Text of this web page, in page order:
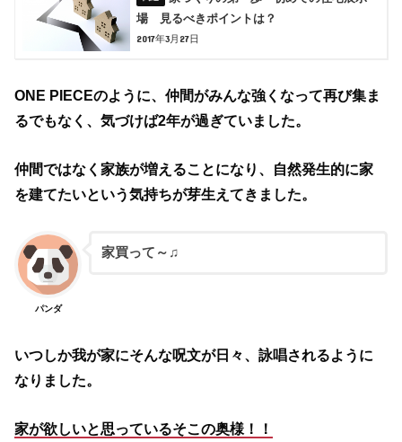
場 見るべきポイントは？
2017年3月27日
ONE PIECEのように、仲間がみんな強くなって再び集ま
るでもなく、気づけば2年が過ぎていました。
仲間ではなく家族が増えることになり、自然発生的に家
を建てたいという気持ちが芽生えてきました。
パンダ
家買って～♫
いつしか我が家にそんな呪文が日々、詠唱されるように
なりました。
家が欲しいと思っているそこの奥様！！